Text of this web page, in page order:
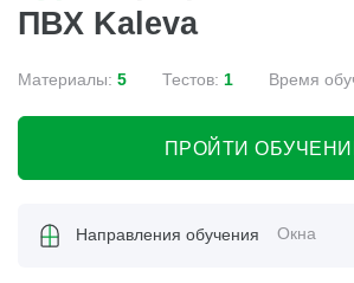
ПВХ Kaleva
Материалы: 5 Тестов: 1 Время
ПРОЙТИ
Направления обучения Окна